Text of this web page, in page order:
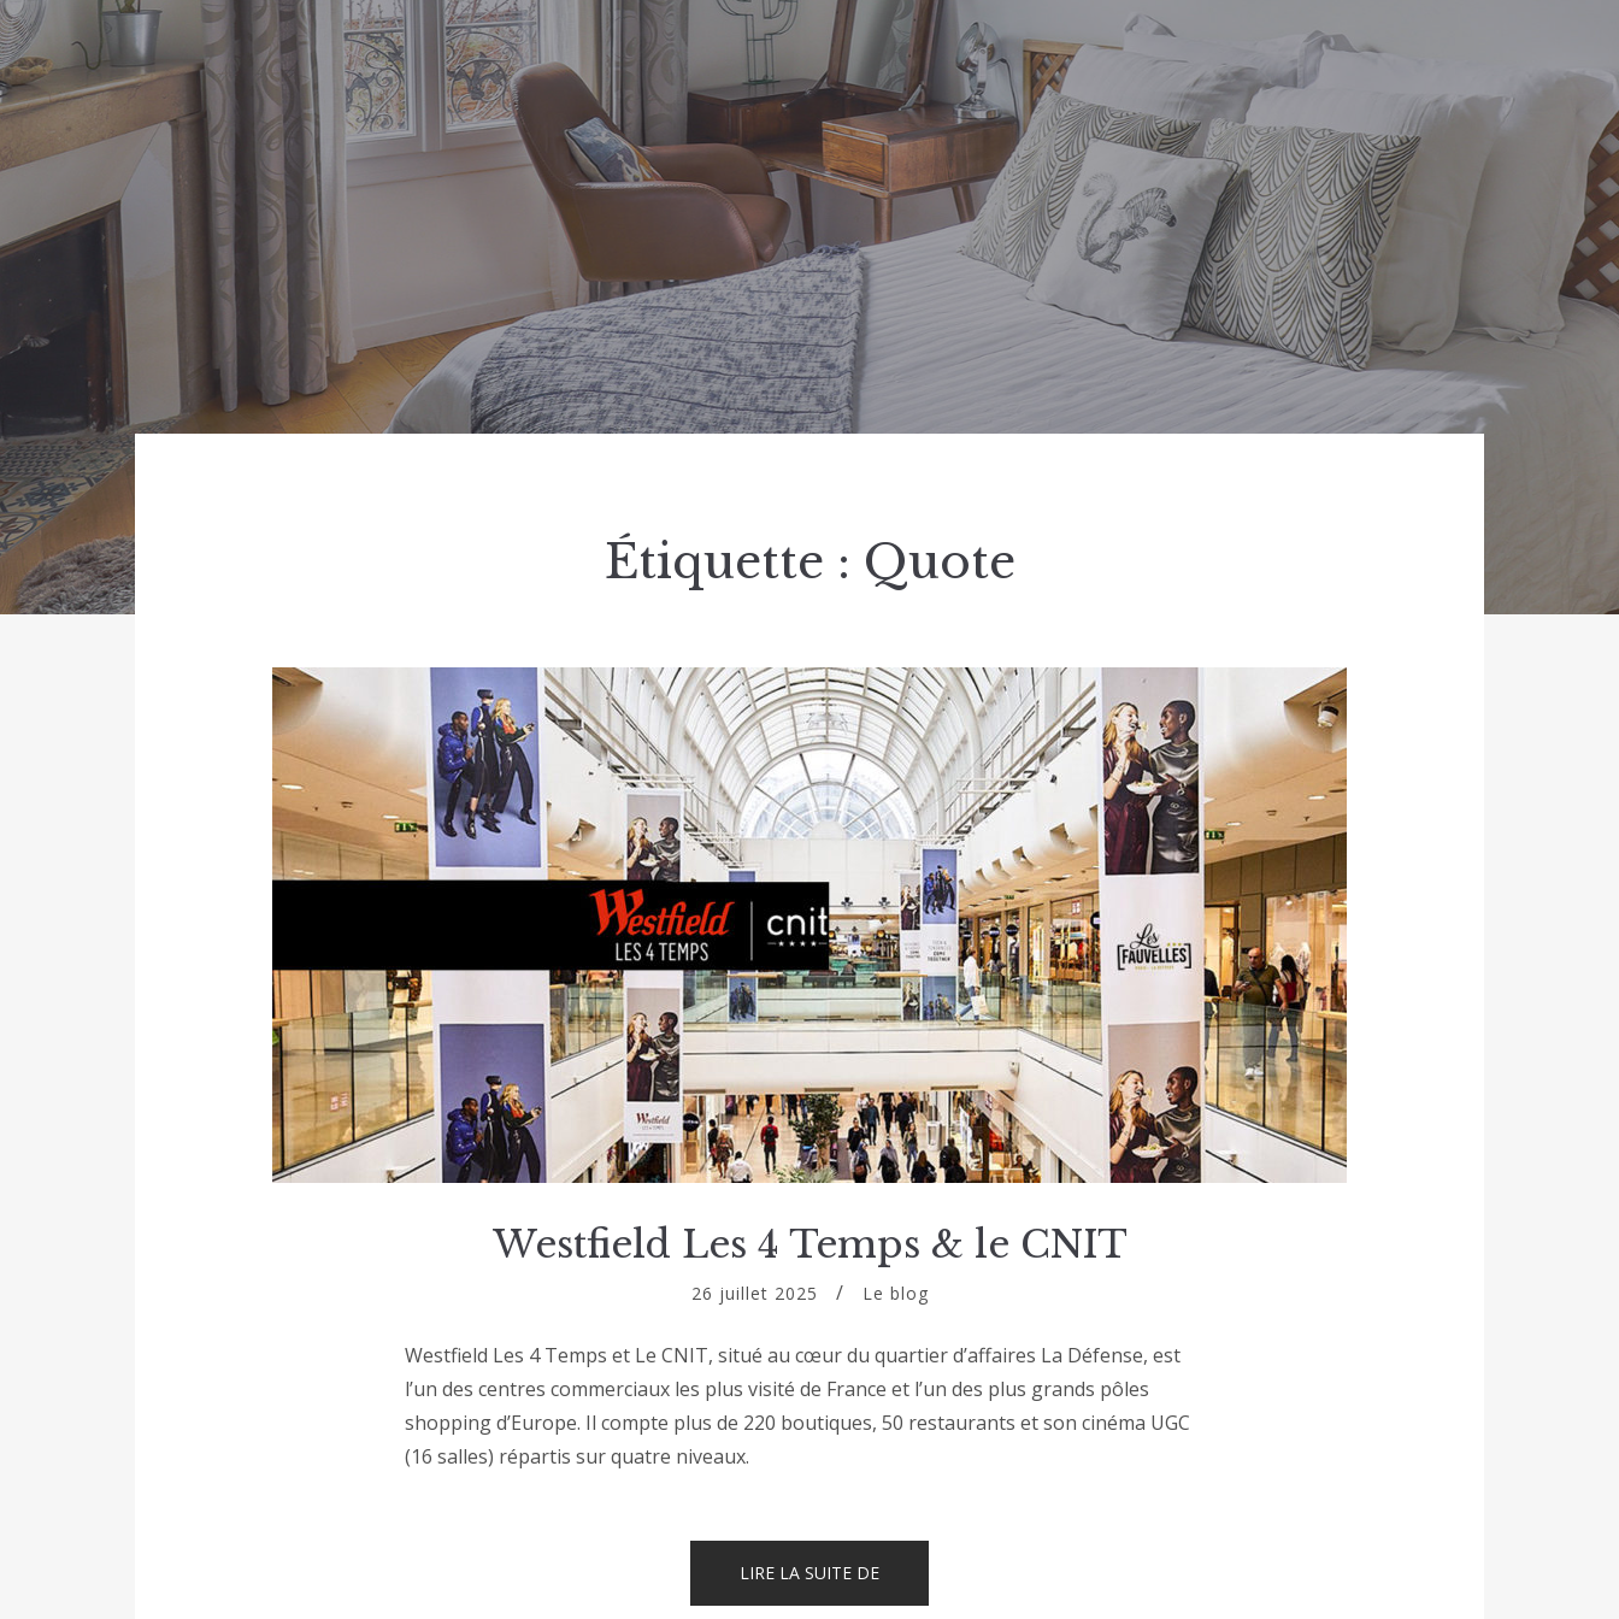
Étiquette : Quote
Westfield Les 4 Temps & le CNIT
26 juillet 2025 Le blog
Westfield Les 4 Temps et Le CNIT, situé au cœur du quartier d’affaires La Défense, est
l’un des centres commerciaux les plus visité de France et l’un des plus grands pôles
shopping d’Europe. Il compte plus de 220 boutiques, 50 restaurants et son cinéma UGC
(16 salles) répartis sur quatre niveaux.
LIRE LA SUITE DE« WESTFIELD
4